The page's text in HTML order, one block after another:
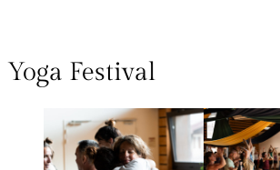
Yoga Festival